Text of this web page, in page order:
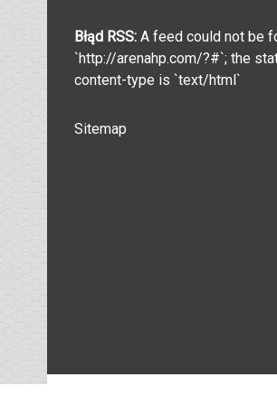
Błąd RSS: A feed could not be
`http://arenahp.com/?#`; the
content-type is `text/html`
Sitemap